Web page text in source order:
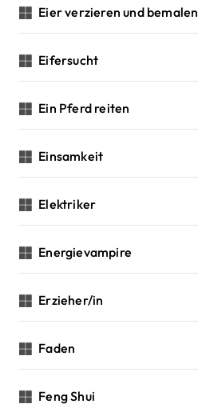
Eier verzieren und bemalen
Eifersucht
Ein Pferd reiten
Einsamkeit
Elektriker
Energievampire
Erzieher/in
Faden
Feng Shui